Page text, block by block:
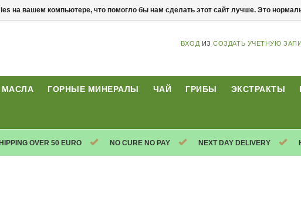
ВХОД ИЗСОЗДАТЬ УЧЕТНУЮ
МАСЛА ГОРНЫЕ МИНЕРАЛЫ ЧАЙ ГРИБЫ ЭКСТРАКТЫ
OVER 50 EURO NO CURE NO PAY NEXT DAY DELIVERY
на вашем компьютере, что помогло бы нам сделать этот сайт лучше. Это